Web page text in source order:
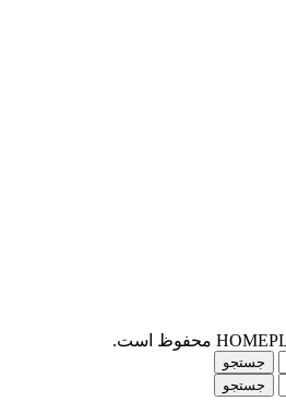
جستجو
جستجو